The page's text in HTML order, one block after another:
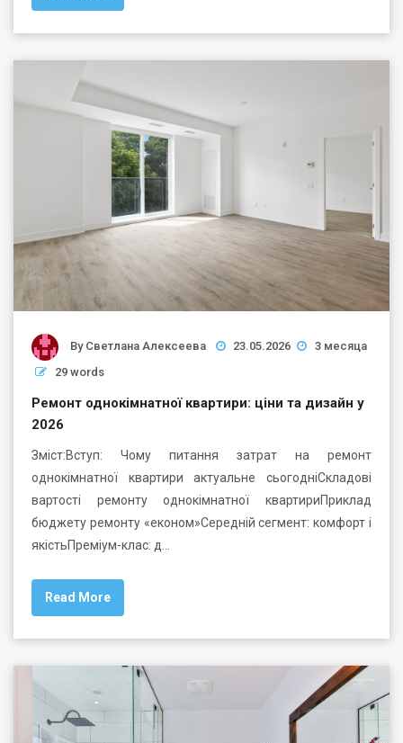
By Светлана Алексеева 23.05.2026
3 месяца
29 words
Ремонт однокімнатної квартири: ціни та дизайн у
2026
Зміст:Вступ: Чому питання затрат на ремонт
однокімнатної квартири актуальне сьогодніСкладові
вартості ремонту однокімнатної квартириПриклад
бюджету ремонту «економ»Середній сегмент: комфорт і
якістьПреміум-клас: д…
Read More